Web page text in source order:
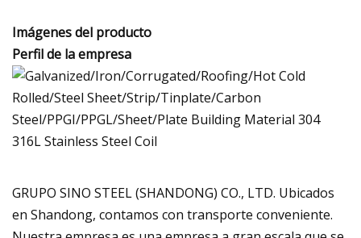
Imágenes del producto
Perfil de la empresa
GRUPO SINO STEEL (SHANDONG) CO., LTD. Ubicados
en Shandong, contamos con transporte conveniente.